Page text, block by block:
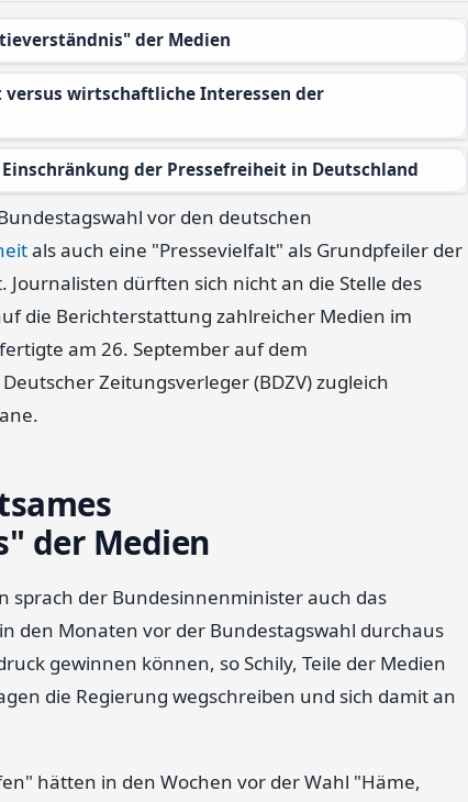
der Medien
der Pressefreiheit in Deutschland
vor den deutschen
als auch eine "Pressevielfalt" als Grundpfeiler der
dürften sich nicht an die Stelle des
die Berichterstattung zahlreicher Medien im
am 26. September auf dem
Zeitungsverleger (BDZV) zugleich
der Medien
sprach der Bundesinnenminister auch das
den Monaten vor der Bundestagswahl durchaus
gewinnen können, so Schily, Teile der Medien
die Regierung wegschreiben und sich damit an
hätten in den Wochen vor der Wahl "Häme,